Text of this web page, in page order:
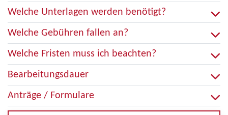
Welche Unterlagen werden benötigt?
Welche Gebühren fallen an?
Welche Fristen muss ich beachten?
Bearbeitungsdauer
Anträge / Formulare